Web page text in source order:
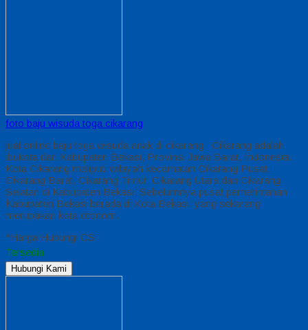
foto baju wisuda toga cikarang
jual online baju toga wisuda anak di cikarang Cikarang adalah
ibukota dari Kabupaten Bekasi, Provinsi Jawa Barat, Indonesia.
Kota Cikarang meliputi wilayah kecamatan Cikarang Pusat,
Cikarang Barat, Cikarang Timur, Cikarang Utara dan Cikarang
Selatan di Kabupaten Bekasi. Sebelumnya pusat pemerintahan
Kabupaten Bekasi berada di Kota Bekasi, yang sekarang
merupakan kota otonom.
*Harga Hubungi CS
Tersedia
Hubungi Kami